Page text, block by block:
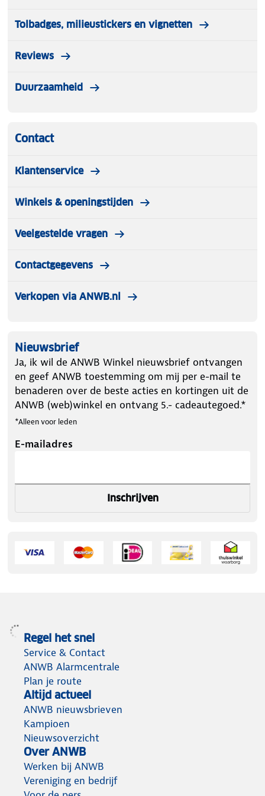
Tolbadges, milieustickers en vignetten
Reviews
Duurzaamheid
Contact
Klantenservice
Winkels & openingstijden
Veelgestelde vragen
Contactgegevens
Verkopen via ANWB.nl
Nieuwsbrief
Ja, ik wil de ANWB Winkel nieuwsbrief ontvangen
en geef ANWB toestemming om mij per e-mail te
benaderen over de beste acties en kortingen uit de
ANWB (web)winkel en ontvang 5.- cadeautegoed.*
*Alleen voor leden
E-mailadres
Inschrijven
Regel het snel
Service & Contact
ANWB Alarmcentrale
Plan je route
Altijd actueel
ANWB nieuwsbrieven
Kampioen
Nieuwsoverzicht
Over ANWB
Werken bij ANWB
Vereniging en bedrijf